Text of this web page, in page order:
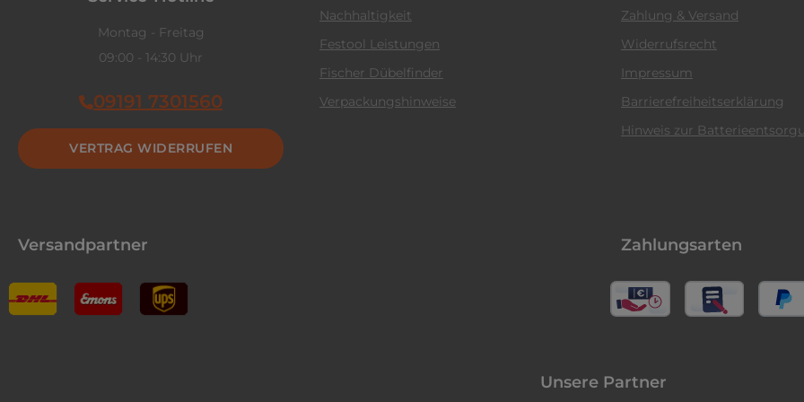
Montag - Freitag
09:00 - 14:30 Uhr
09191 7301560
VERTRAG WIDERRUFEN
Nachhaltigkeit
Festool Leistungen
Fischer Dübelfinder
Verpackungshinweise
Zahlung & Versand
Widerrufsrecht
Impressum
Barrierefreiheitserklärung
Hinweis zur
Versandpartner Zahlungsarten
Unsere Partner